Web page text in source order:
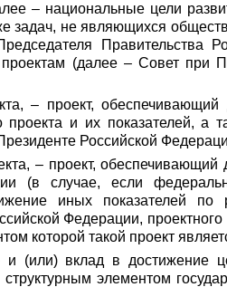
– национальные цели
задач, не являющихся
Правительства
(далее – Совет при
– проект,
и их показателей, а
Российской
– проект,
(в случае, если
иных показателей
Федерации, проектного
которой такой проект
(или) вклад в достижение
элементом